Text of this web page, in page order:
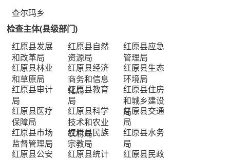
查尔玛乡
检查主体(县级部门)
红原县发展
和改革局
红原县自然
资源局
红原县应急
管理局
红原县林业
和草原局
红原县经济
商务和信息
化局
红原县生态
环境局
红原县审计
局
红原县教育
局
红原县住房
和城乡建设
局
红原县医疗
保障局
红原县科学
技术和农业
农村局
红原县交通
局
红原县市场
监督管理局
红原县民族
宗教局
红原县水务
局
红原县公安
红原县统计
红原县民政